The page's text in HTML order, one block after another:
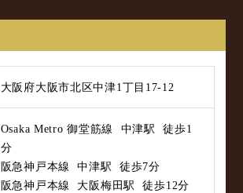
大阪府大阪市北区中津1丁目17-12
Osaka Metro 御堂筋線 中津駅 徒歩1
分
阪急神戸本線 中津駅 徒歩7分
阪急神戸本線 大阪梅田駅 徒歩12分